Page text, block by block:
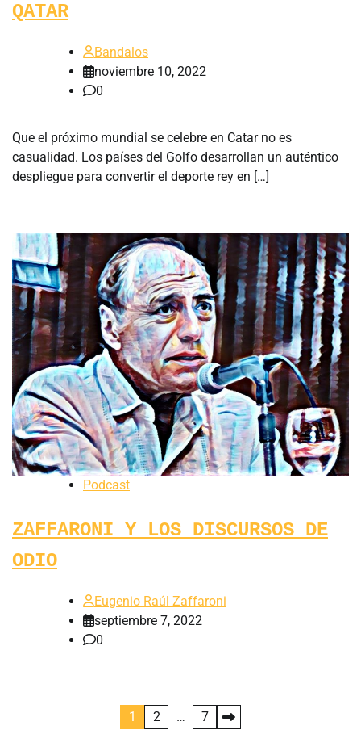
QATAR
Bandalos
noviembre 10, 2022
0
Que el próximo mundial se celebre en Catar no es
casualidad. Los países del Golfo desarrollan un auténtico
despliegue para convertir el deporte rey en […]
Podcast
ZAFFARONI Y LOS DISCURSOS DE
ODIO
Eugenio Raúl Zaffaroni
septiembre 7, 2022
0
1 2 … 7